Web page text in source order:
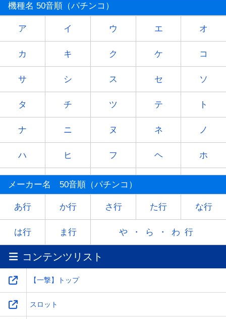
機種名 50音順（パチンコ）
ア イ ウ エ オ
カ キ ク ケ コ
サ シ ス セ ソ
タ チ ツ テ ト
ナ ニ ヌ ネ ノ
ハ ヒ フ ヘ ホ
マ ミ ム
ヤ - ユ - ヨ
ラ リ レ
ワ -
メーカー名 50音順（パチンコ）
あ行 か行 さ行 た行 な行
は行 ま行 や・ら・わ行
コンテンツリスト
【一撃】トップ
スロット